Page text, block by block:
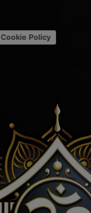
Cookie Policy